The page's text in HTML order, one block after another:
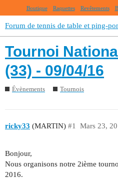
Boutique Raquettes Revêtements
Forum de tennis de table et ping-
Tournoi
(33) - 09/04/16
Évènements Tournois
ricky33 (MARTIN) Mars 23,
#1
Bonjour,
Nous organisons notre 2ième
2016.